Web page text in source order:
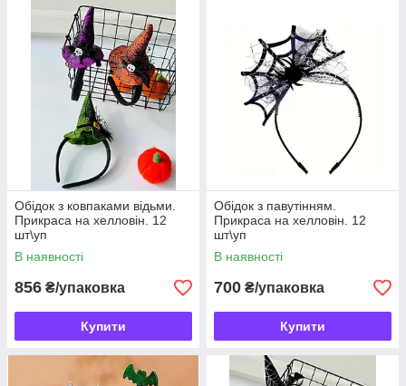
Обідок з ковпаками відьми.
Прикраса на хелловін. 12
шт\уп
В наявності
856 ₴/упаковка
Купити
Обідок з павутінням.
Прикраса на хелловін. 12
шт\уп
В наявності
700 ₴/упаковка
Купити